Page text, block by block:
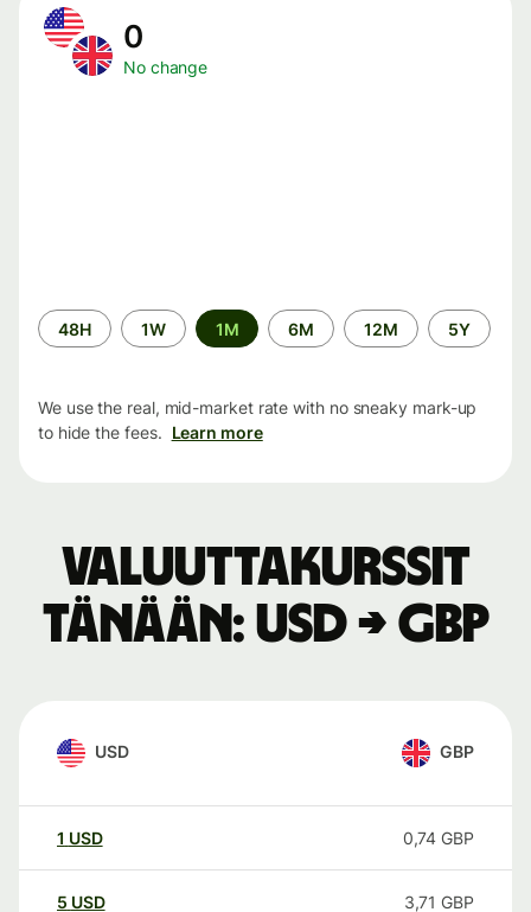
0
No change
Time
period
48H 1W 1M 6M 12M 5Y
We use the real, mid-market rate with no sneaky mark-up
to hide the fees. Learn more
Valuuttakurssit
tänään: USD → GBP
USD GBP
1 USD 0,74 GBP
5 USD 3,71 GBP